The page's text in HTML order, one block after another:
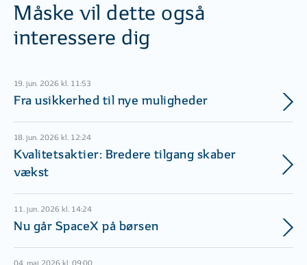
Måske vil dette også
interessere dig
19. jun. 2026 kl. 11:53
Fra usikkerhed til nye muligheder
18. jun. 2026 kl. 12:24
Kvalitetsaktier: Bredere tilgang skaber
vækst
11. jun. 2026 kl. 14:24
Nu går SpaceX på børsen
04. maj 2026 kl. 09:00